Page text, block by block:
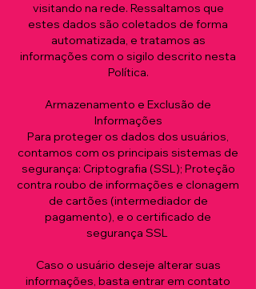
visitando na rede. Ressaltamos que
estes dados são coletados de forma
automatizada, e tratamos as
informações com o sigilo descrito nesta
Política.
Armazenamento e Exclusão de
Informações
Para proteger os dados dos usuários,
contamos com os principais sistemas de
segurança: Criptografia (SSL); Proteção
contra roubo de informações e clonagem
de cartões (intermediador de
pagamento), e o certificado de
segurança SSL
Caso o usuário deseje alterar suas
informações, basta entrar em contato